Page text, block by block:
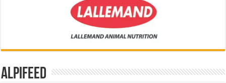
Alpifeed